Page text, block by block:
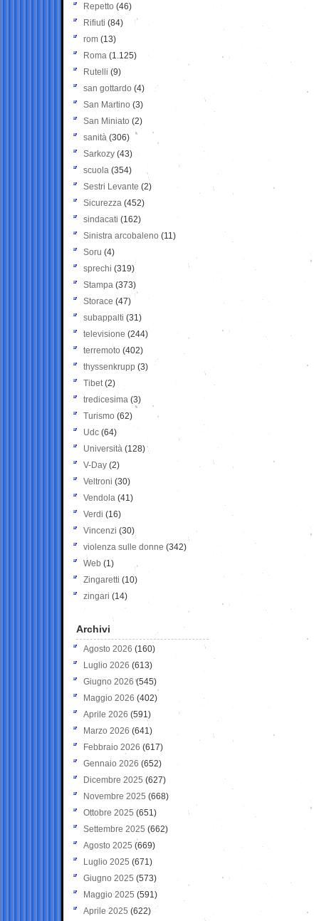
Repetto (46)
Rifiuti (84)
rom (13)
Roma (1.125)
Rutelli (9)
san gottardo (4)
San Martino (3)
San Miniato (2)
sanità (306)
Sarkozy (43)
scuola (354)
Sestri Levante (2)
Sicurezza (452)
sindacati (162)
Sinistra arcobaleno (11)
Soru (4)
sprechi (319)
Stampa (373)
Storace (47)
subappalti (31)
televisione(244)
terremoto (402)
thyssenkrupp (3)
Tibet(2)
tredicesima (3)
Turismo (62)
Udc (64)
Università (128)
V-Day (2)
Veltroni (30)
Vendola (41)
Verdi (16)
Vincenzi (30)
violenza sulle donne (342)
Web (1)
Zingaretti (10)
zingari (14)
Archivi
Agosto 2026 (160)
Luglio 2026 (613)
Giugno 2026 (545)
Maggio 2026 (402)
Aprile 2026 (591)
Marzo 2026 (641)
Febbraio 2026 (617)
Gennaio 2026 (652)
Dicembre 2025 (627)
Novembre 2025 (668)
Ottobre 2025 (651)
Settembre 2025 (662)
Agosto 2025 (669)
Luglio 2025 (671)
Giugno 2025 (573)
Maggio 2025 (591)
Aprile 2025 (622)